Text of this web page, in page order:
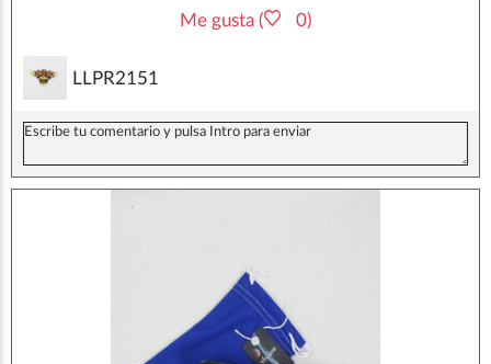
Me gusta ( 0)
LLPR2151